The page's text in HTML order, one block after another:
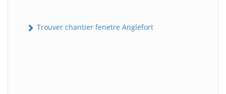
Trouver chantier fenetre Anglefort